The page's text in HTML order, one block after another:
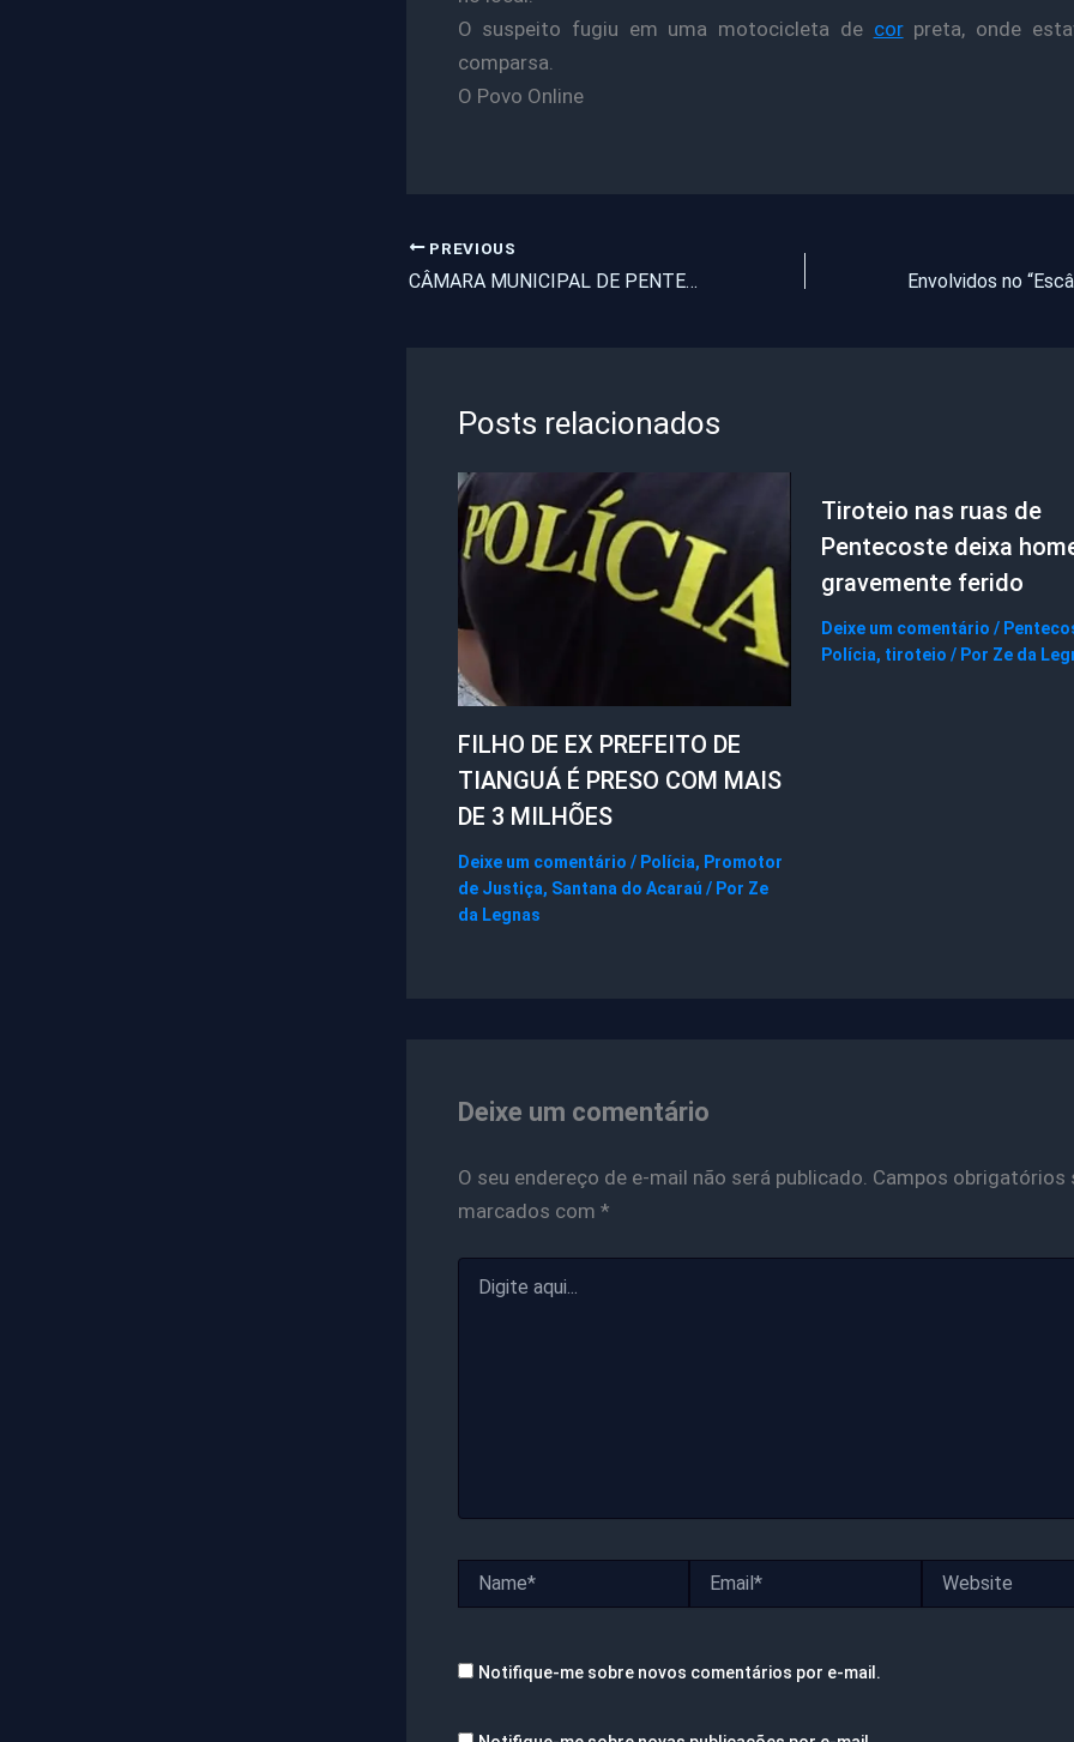
O suspeito fugiu em uma motocicleta de corpreta, onde
comparsa.
O Povo Online
PREVIOUS
CÂMARA MUNICIPAL DE PENTECOSTE GASTOU 78.000,00 PARA ATENDER AS DESPESAS DE TRANSPORTE DE VEREADORES.
Posts relacionados
FILHO DE EX PREFEITO DE
TIANGUÁ É PRESO COM MAIS
DE 3 MILHÕES
Deixe um comentário / Polícia, Promotor
de Justiça, Santana do Acaraú / Por Ze
da Legnas
Tiroteio nas ruas de
Pentecoste deixa
gravemente ferido
Deixe um comentário /
Polícia, tiroteio / Por Ze da
Deixe um comentário
O seu endereço de e-mail não será publicado. Campos obrigatórios
marcados com *
aqui...
Notifique-me sobre novos comentários por e-mail.